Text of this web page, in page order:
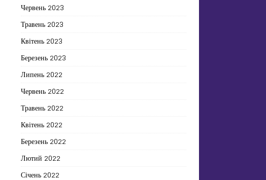
Червень 2023
Травень 2023
Квітень 2023
Березень 2023
Липень 2022
Червень 2022
Травень 2022
Квітень 2022
Березень 2022
Лютий 2022
Січень 2022